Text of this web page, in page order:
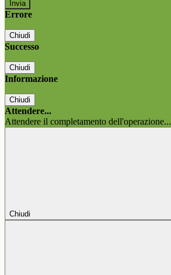
Errore
Chiudi
Successo
Chiudi
Informazione
Chiudi
Attendere...
Attendere il completamento dell'operazione...
Chiudi